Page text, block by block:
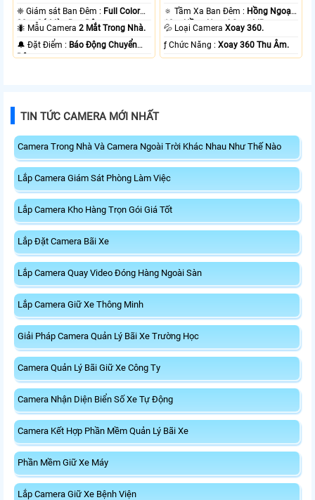
❈ Giám sát Ban Đêm : Full Color
20m Có Màu Ban Ðêm.
🐜 Mẫu Camera2 Mắt Trong Nhà.
️🔔 Đặt Điểm : Báo Động Chuyển
Động.
🔅 Tầm Xa Ban Đêm : Hồng Ngoại
10m Hồng Ngoại Smart IR.
💦 Loại CameraXoay 360.
️ƒ Chức Năng :Xoay 360 Thu Âm.
TIN TỨC CAMERA MỚI NHẤT
Camera Trong Nhà Và Camera Ngoài Trời Khác Nhau Như Thế Nào
Lắp Camera Giám Sát Phòng Làm Việc
Lắp Camera Kho Hàng Trọn Gói Giá Tốt
Lắp Đặt Camera Bãi Xe
Lắp Camera Quay Video Đóng Hàng Ngoài Sàn
Lắp Camera Giữ Xe Thông Minh
Giải Pháp Camera Quản Lý Bãi Xe Trường Học
Camera Quản Lý Bãi Giữ Xe Công Ty
Camera Nhận Diện Biển Số Xe Tự Động
Camera Kết Hợp Phần Mềm Quản Lý Bãi Xe
Phần Mềm Giữ Xe Máy
Lắp Camera Giữ Xe Bệnh Viện